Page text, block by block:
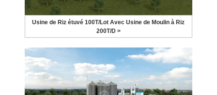
Usine de Riz étuvé 100T/Lot Avec Usine de Moulin à Riz
200T/D >